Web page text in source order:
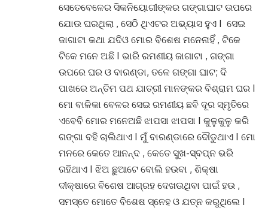
ସେତେବେଳେର ସିକନିୟୋଗୀଙ୍କର ଗଙ୍ଗାଘାଟ ଉପରେ
ଯୋଉ ଘରଥିଲା , ସେଠି ଥିଏଟର ଅଭ୍ୟାସ ହୁଏ I ସେଇ
ଜାଗାଟା କଥା ଯଦିଓ ମୋର ବିଶେଷ ମନେନାହିଁ , ଟିକେ
ଟିକେ ମନେ ଅଛି I ଭାରି ରମଣୀୟ ଜାଗାଟା , ଗଙ୍ଗା
ଉପରେ ଘର ଓ ବାରଣ୍ଡା, ତଳେ ଗଙ୍ଗା ଘାଟ; ଦି
ପାଖରେ ଅନ୍ତିମ ପଥ ଯାତ୍ରୀ ମାନଙ୍କର ବିଶ୍ରାମ ଘର I
ମୋ ବାଳିକା ବେଳର ସେଇ ରମଣୀୟ ଛବି ଦୂର ସ୍ମୃତିରେ
ଏବେବି ମୋର ମନେଅଛି ଝାପସା ଝାପସା I କୁଳୁକୁଳୁ କରି
ଗଙ୍ଗା ବହି ଚାଲିଥାଏ I ମୁଁ ବାରଣ୍ଡାରେ ଦୌଡୁଥାଏ I ମୋ
ମନରେ କେତେ ଆନନ୍ଦ , କେତେ ସୁଖ-ସ୍ବପ୍ନ ଭରି
ରହିଥାଏ I ଝିଅ ଛୁଆଟେ ବୋଲି ହଉବା , ଶିକ୍ଷା
ଦୀକ୍ଷାରେ ବିଶେଷ ଆଗ୍ରହ ଦେଖଉଥିବା ପାଇଁ ହଉ ,
ସମସ୍ତେ ମୋତେ ବିଶେଷ ସ୍ନେହ ଓ ଯତ୍ନ କରୁଥିଲେ I